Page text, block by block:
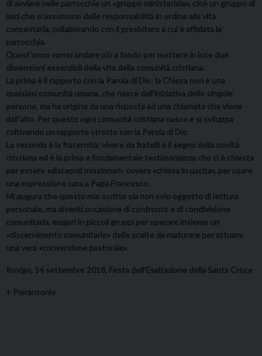
di avviare nelle parrocchie un «gruppo ministeriale», cioè un gruppo di
laici che si assumono delle responsabilità in ordine alla vita
comunitaria, collaborando con il presbitero a cui è affidata la
parrocchia.
Quest’anno vorrei andare più a fondo per mettere in luce due
dimensioni essenziali della vita della comunità cristiana.
La prima è il rapporto con la Parola di Dio: la Chiesa non è una
qualsiasi comunità umana, che nasce dall’iniziativa delle singole
persone, ma ha origine da una risposta ad una chiamata che viene
dall’alto. Per questo ogni comunità cristiana nasce e si sviluppa
coltivando un rapporto stretto con la Parola di Dio.
La seconda è la fraternità: vivere da fratelli è il segno della novità
cristiana ed è la prima e fondamentale testimonianza che ci è chiesta
per essere «discepoli missionari» ovvero «chiesa in uscita», per usare
una espressione cara a Papa Francesco.
Mi auguro che questo mio scritto sia non solo oggetto di lettura
personale, ma diventi occasione di confronto e di condivisione
comunitaria, magari in piccoli gruppi per operare insieme un
«discernimento comunitario» delle scelte da maturare per attuare
una vera «conversione pastorale».
Rovigo, 14 settembre 2018, Festa dell’Esaltazione della Santa Croce
+ Pierantonio